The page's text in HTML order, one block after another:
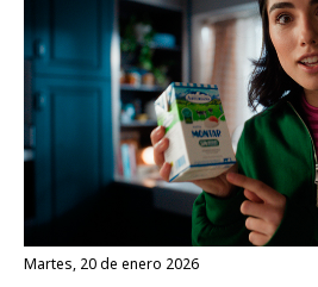
martes, 20 de enero 2026